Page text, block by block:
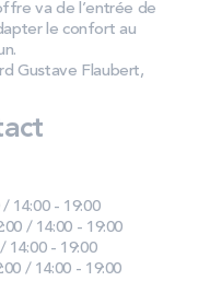
va de l’entrée de
le confort au
Gustave Flaubert,
14:00 - 19:00
/ 14:00 - 19:00
14:00 - 19:00
/ 14:00 - 19:00